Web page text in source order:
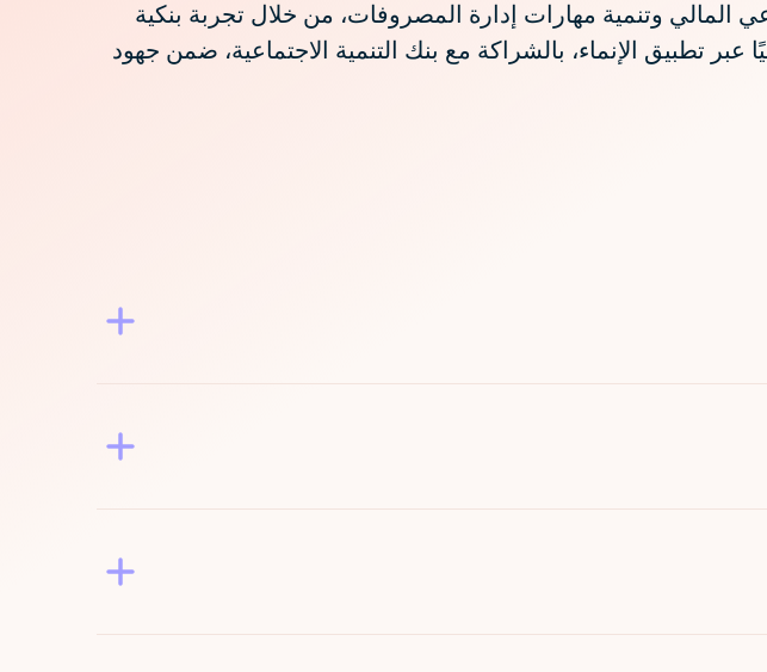
المالي وتنمية مهارات إدارة المصروفات، من خلال تجربة بنكية
عبر تطبيق الإنماء، بالشراكة مع بنك التنمية الاجتماعية، ضمن جهود